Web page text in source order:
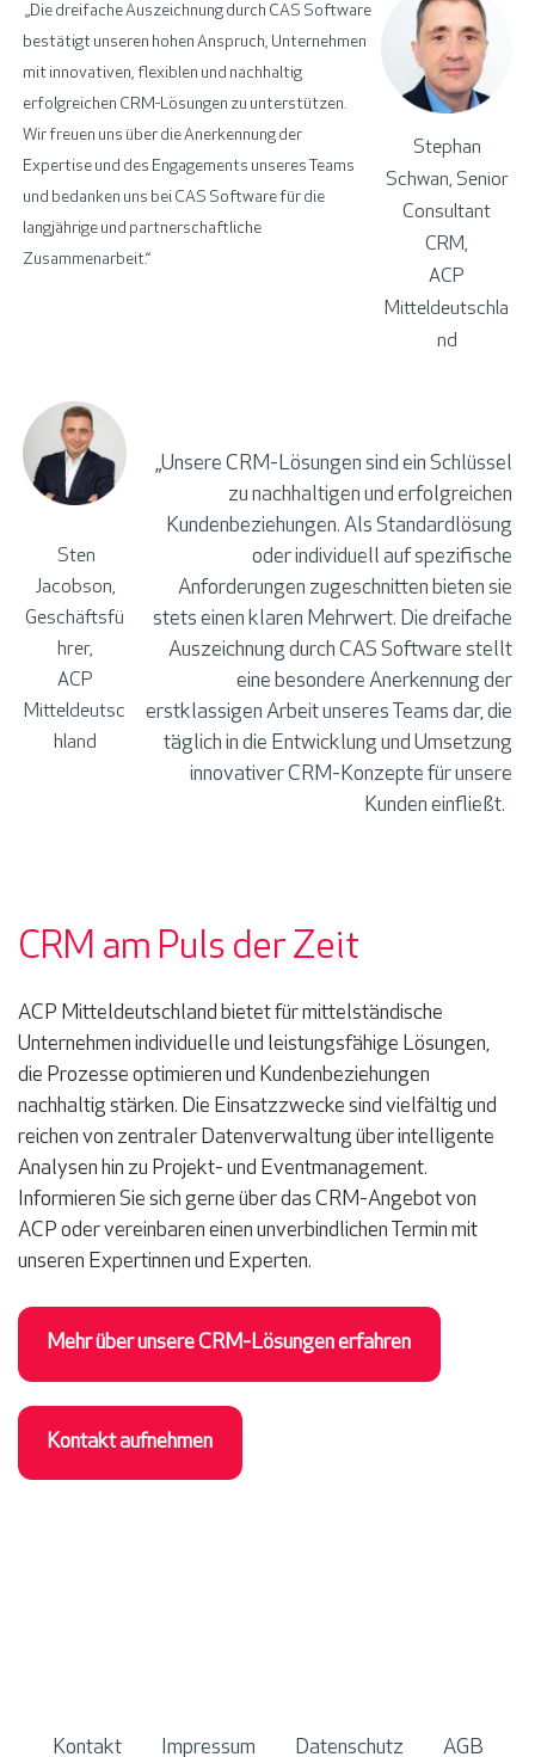
„Die dreifache Auszeichnung durch CAS Software
bestätigt unseren hohen Anspruch, Unternehmen
mit innovativen, flexiblen und nachhaltig
erfolgreichen CRM-Lösungen zu unterstützen.
Wirfreuen uns über die Anerkennung der
Expertise und des Engagements unseres Teams
und bedanken uns bei CAS Software für die
langjährige und partnerschaftliche
Zusammenarbeit.“
Stephan
Schwan, Senior
Consultant
CRM,
ACP
Mitteldeutschla
nd
Sten
Jacobson,
Geschäftsfü
hrer,
ACP
Mitteldeutsc
hland
„Unsere CRM-Lösungen sind ein Schlüssel
zu nachhaltigen und erfolgreichen
Kundenbeziehungen. Als Standardlösung
oder individuell auf spezifische
Anforderungen zugeschnitten bieten sie
stets einen klaren Mehrwert. Die dreifache
Auszeichnung durch CAS Software stellt
eine besondere Anerkennung der
erstklassigen Arbeit unseres Teams dar,die
täglich in die Entwicklung und Umsetzung
innovativer CRM-Konzepte für unsere
Kunden einfließt.
CRM am Puls der Zeit
ACP Mitteldeutschland bietetfür mittelständische
Unternehmen individuelle und leistungsfähige Lösungen,
die Prozesse optimieren und Kundenbeziehungen
nachhaltig stärken. Die Einsatzzwecke sind vielfältig und
reichen von zentraler Datenverwaltung über intelligente
Analysen hin zu Projekt- und Eventmanagement.
Informieren Sie sich gerne über das CRM-Angebot von
ACP oder vereinbaren einen unverbindlichen Termin mit
unseren Expertinnen und Experten.
Mehr über unsere CRM-Lösungen erfahren
Kontakt aufnehmen
Kontakt Impressum Datenschutz AGB